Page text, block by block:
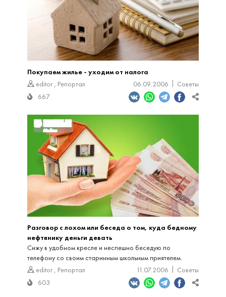
Покупаем жилье - уходим от налога
editor , Репортал 06.09.2006
Советы
667
Разговор с лохом или беседа о том, куда бедному
нефтянику деньги девать
Сижу в удобном кресле и неспешно беседую по
телефону со своим старинным школьным приятелем.
editor , Репортал 11.07.2006
Советы
603